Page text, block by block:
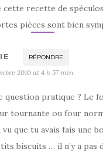
cette recette de
pièces sont bien
RÉPONDRE
2010 at 4 h 57 min
question pratique ? Le
tournante ou four
vu que tu avais fais une
biscuits … il n’y a pas